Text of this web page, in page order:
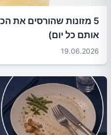
5 מזונות שהורסים את
אותם כל יום)
19.06.2026